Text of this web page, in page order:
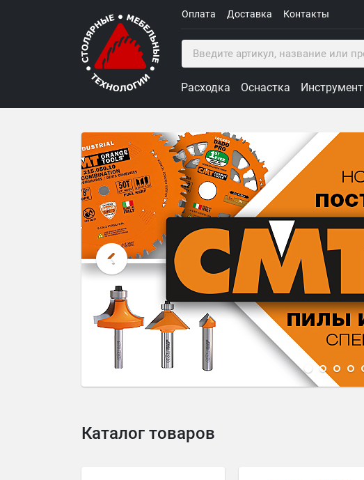
Оплата Доставка Контакты
Расходка Оснастка Инструмент
Столярные Мебельные Технологии
1
Каталог товаров